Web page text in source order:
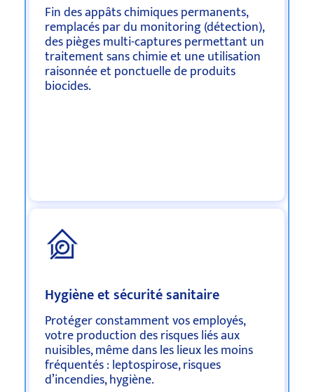
Fin des appâts chimiques permanents,
remplacés par du monitoring (détection),
des pièges multi-captures permettant un
traitement sans chimie et une utilisation
raisonnée et ponctuelle de produits
biocides.
Hygiène et sécurité sanitaire
Protéger constamment vos employés,
votre production des risques liés aux
nuisibles, même dans les lieux les moins
fréquentés : leptospirose, risques
d’incendies, hygiène.